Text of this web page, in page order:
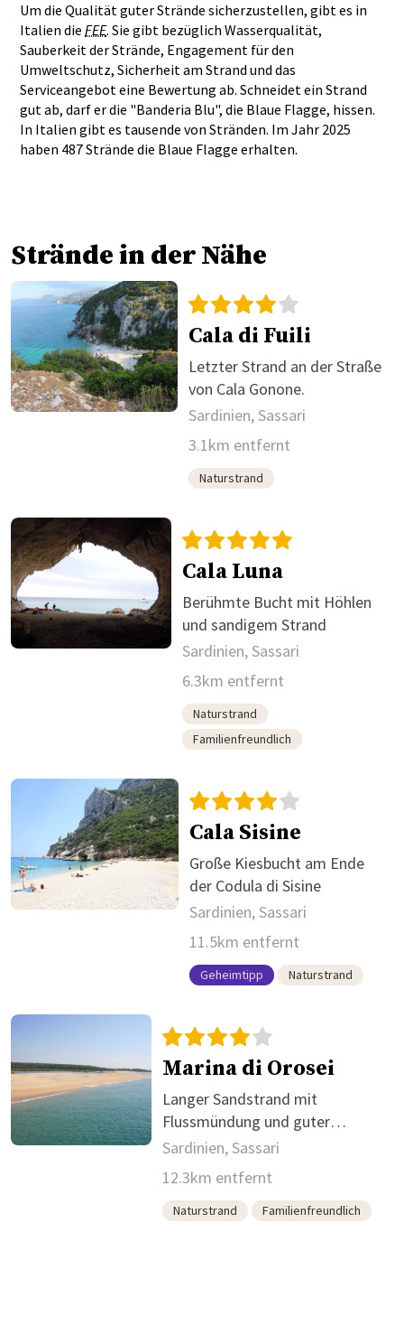
Um die Qualität guter Strände sicherzustellen, gibt es in
Italien die FEE. Sie gibt bezüglich Wasserqualität,
Sauberkeit der Strände, Engagement für den
Umweltschutz, Sicherheit am Strand und das
Serviceangebot eine Bewertung ab. Schneidet ein Strand
gut ab, darf er die "Banderia Blu", die Blaue Flagge, hissen.
In Italien gibt es tausende von Stränden. Im Jahr 2025
haben 487 Strände die Blaue Flagge erhalten.
Strände in der Nähe
Cala di Fuili
Letzter Strand an der Straße
von Cala Gonone.
Sardinien, Sassari
3.1km entfernt
Naturstrand
Cala Luna
Berühmte Bucht mit Höhlen
und sandigem Strand
Sardinien, Sassari
6.3km entfernt
Naturstrand
Familienfreundlich
Cala Sisine
Große Kiesbucht am Ende
der Codula di Sisine
Sardinien, Sassari
11.5km entfernt
Geheimtipp Naturstrand
Marina di Orosei
Langer Sandstrand mit
Flussmündung und guter
Erreichbarkeit
Sardinien, Sassari
12.3km entfernt
Naturstrand Familienfreundlich